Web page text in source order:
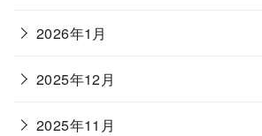
2026年1月
2025年12月
2025年11月